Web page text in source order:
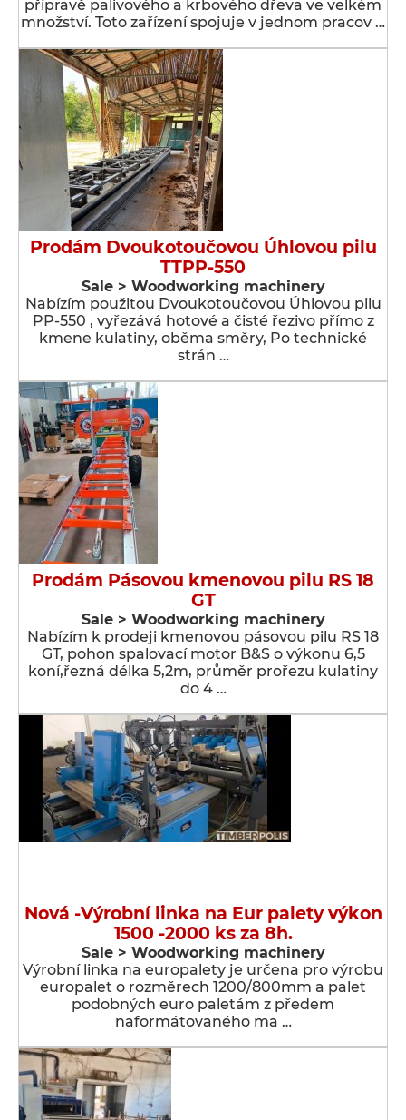
přípravě palivového a krbového dřeva ve velkém
množství. Toto zařízení spojuje v jednom pracov …
Prodám Dvoukotoučovou Úhlovou pilu
TTPP-550
Sale > Woodworking machinery
Nabízím použitou Dvoukotoučovou Úhlovou pilu
PP-550 , vyřezává hotové a čisté řezivo přímo z
kmene kulatiny, oběma směry, Po technické
strán …
Prodám Pásovou kmenovou pilu RS 18
GT
Sale > Woodworking machinery
Nabízím k prodeji kmenovou pásovou pilu RS 18
GT, pohon spalovací motor B&S o výkonu 6,5
koní,řezná délka 5,2m, průměr prořezu kulatiny
do 4 …
Nová -Výrobní linka na Eur palety výkon
1500 -2000 ks za 8h.
Sale > Woodworking machinery
Výrobní linka na europalety je určena pro výrobu
europalet o rozměrech 1200/800mm a palet
podobných euro paletám z předem
naformátovaného ma …